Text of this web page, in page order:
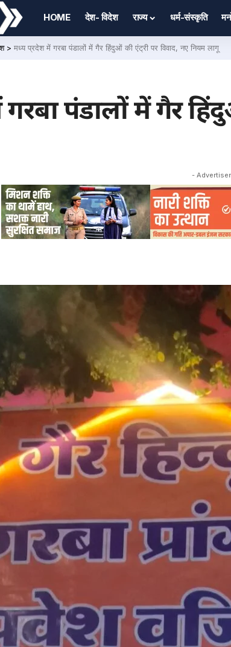
HOME देश- विदेश राज्य धर्म-संस्कृति
> मध्य प्रदेश में गरबा पंडालों में गैर हिंदुओं की एंट्री पर विवाद, नए नियम लागू
पंडालों में गैर
-